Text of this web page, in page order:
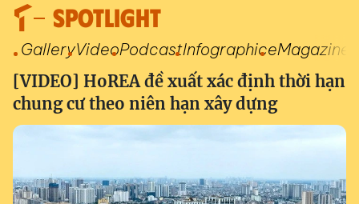
SPOTLIGHT
GalleryVideoPodcastInfographiceMagazine
[VIDEO] HoREA đề xuất xác định thời hạn
chung cư theo niên hạn xây dựng